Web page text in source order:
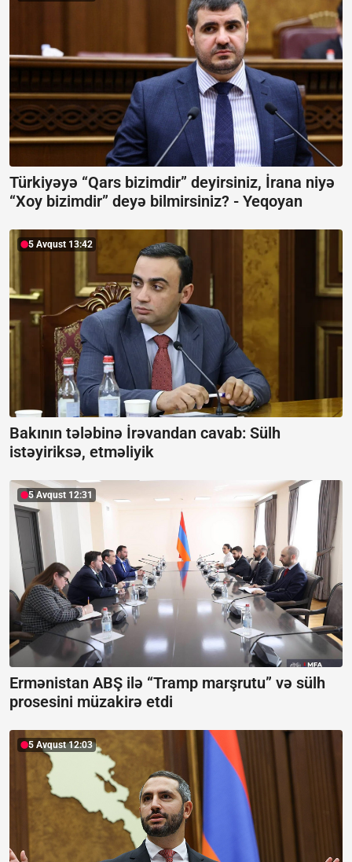
Türkiyəyə “Qars bizimdir” deyirsiniz, İrana niyə
“Xoy bizimdir” deyə bilmirsiniz? - Yeqoyan
5 Avqust 13:42
Bakının tələbinə İrəvandan cavab: Sülh
istəyiriksə, etməliyik
5 Avqust 12:31
Ermənistan ABŞ ilə “Tramp marşrutu” və sülh
prosesini müzakirə etdi
5 Avqust 12:03